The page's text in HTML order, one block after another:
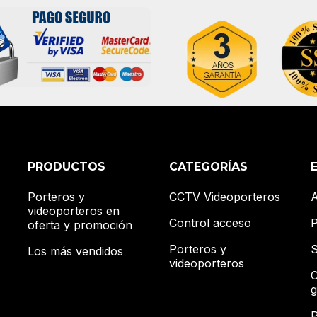
PRODUCTOS
Porteros y
videoporteros en
oferta y promoción
Los más vendidos
CATEGORÍAS
CCTV Videoporteros
Control acceso
Porteros y
videoporteros